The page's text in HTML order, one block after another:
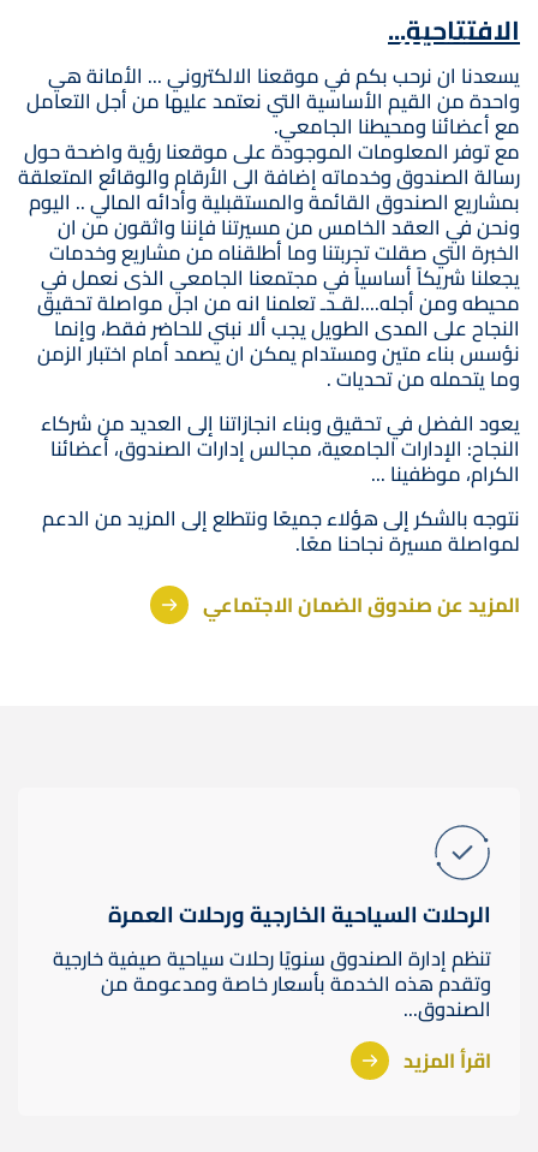
مستقبلك يبدأ من هنا
الافتتاحية...
يسعدنا ان نرحب بكم في موقعنا الالكتروني ... الأمانة هي
واحدة من القيم الأساسية التي نعتمد عليها من أجل التعامل
مع أعضائنا ومحيطنا الجامعي.
مع توفر المعلومات الموجودة على موقعنا رؤية واضحة حول
رسالة الصندوق وخدماته إضافة الى الأرقام والوقائع المتعلقة
بمشاريع الصندوق القائمة والمستقبلية وأدائه المالي .. اليوم
ونحن في العقد الخامس من مسيرتنا فإننا واثقون من ان
الخبرة التي صقلت تجربتنا وما أطلقناه من مشاريع وخدمات
يجعلنا شريكاً أساسياً في مجتمعنا الجامعي الذى نعمل في
محيطه ومن أجله....لقـدـ تعلمنا انه من اجل مواصلة تحقيق
النجاح على المدى الطويل يجب ألا نبني للحاضر فقط، وإنما
نؤسس بناء متين ومستدام يمكن ان يصمد أمام اختبار الزمن
وما يتحمله من تحديات .
يعود الفضل في تحقيق وبناء انجازاتنا إلى العديد من شركاء
النجاح: الإدارات الجامعية، مجالس إدارات الصندوق، أعضائنا
الكرام، موظفينا ...
نتوجه بالشكر إلى هؤلاء جميعًا ونتطلع إلى المزيد من الدعم
لمواصلة مسيرة نجاحنا معًا.
المزيد عن صندوق الضمان الاجتماعي
الرحلات السياحية الخارجية ورحلات العمرة
تنظم إدارة الصندوق سنويًا رحلات سياحية صيفية خارجية
وتقدم هذه الخدمة بأسعار خاصة ومدعومة من
الصندوق...
اقرأ المزيد